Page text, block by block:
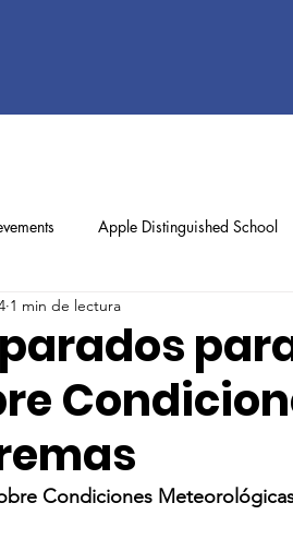
Apple Distinguished School
Middle School
1 min de lectura
Condiciones